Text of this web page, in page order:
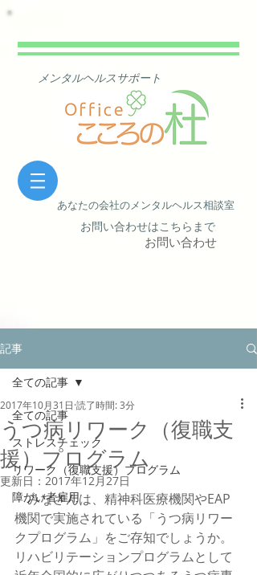
​ メンタルヘルスサポート
あなたの会社の​メンタルヘルス相談室
​ お問い合わせはこちらまで
お問い合わせ
記事
全ての記事
ストレスチェック
リワーク（復職支援）プログラム
障がい者雇用
全ての記事
うつ病リワーク（復職支
援）プログラム
2017年10月31日 読了時間: 3分
更新日： 2017年12月27日
みなさんは、精神科医療機関やEAP
機関で実施されている「うつ病リワー
クプログラム」をご存知でしょうか。
リハビリテーションプログラムとして